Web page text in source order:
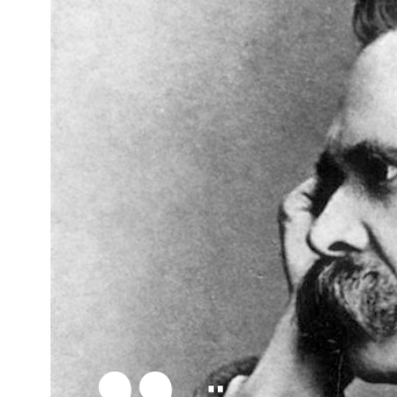
Kviss
Podden
Anmäl till
Föreslå
Annonsera
Läs
Press